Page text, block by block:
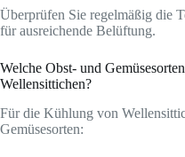
Überprüfen Sie regelmäßig die
für ausreichende Belüftung.
Welche Obst- und
Wellensittichen?
Für die Kühlung von
Gemüsesorten: